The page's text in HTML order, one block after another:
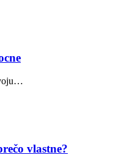
vlastne?